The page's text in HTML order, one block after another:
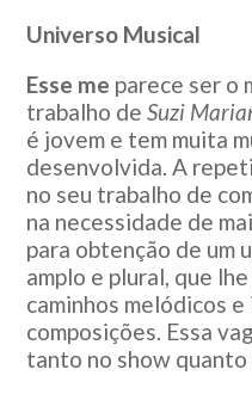
Universo Musical
Esse me parece ser o
trabalho deSuzi
é jovem e tem muita
desenvolvida. A
no seu trabalho de
na necessidade de
para obtenção de um
amplo e plural, que
caminhos melódicos e
composições. Essa
tanto no show quanto